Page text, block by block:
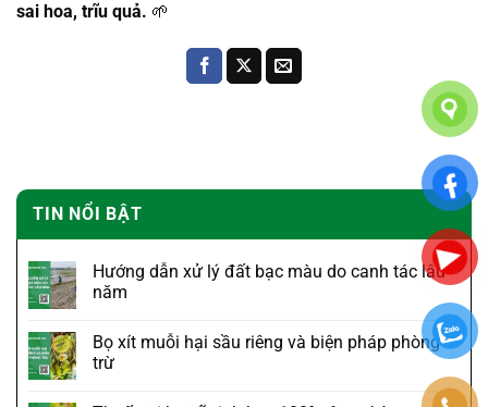
sai hoa, trĩu quả. 🌱
TIN NỔI BẬT
Hướng dẫn xử lý đất bạc màu do canh tác lâu
năm
Bọ xít muỗi hại sầu riêng và biện pháp phòng
trừ